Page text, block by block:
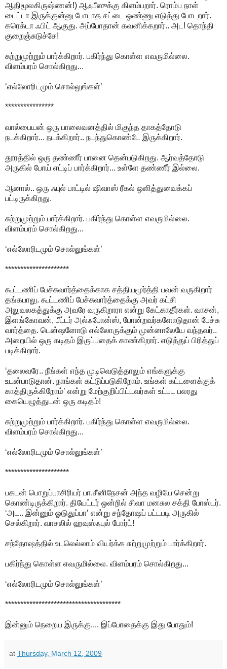
ஆதிமூலகிருஷ்ணன்!) ஆஃபீஸுக்கு கிளம்பறார். ரொம்ப நாள்
டைட்டா இருக்குன்னு போடாத சட்டை ஒண்ணு எடுத்து போடறார்.
கரெக்டா ஃபிட் ஆகுது. அப்போதான் கவனிக்கறார்.. அட! தொந்தி
குறைஞ்சுடுச்சே!
சுற்றுமுற்றும் பார்க்கிறார். பகிர்ந்து கொள்ள எவருமில்லை.
விளம்பரம் சொல்கிறது...
‘எல்லோரிடமும் சொல்லுங்கள்’
****************
வால்பையன் ஒரு பாலைவனத்தில் மிகுந்த தாகத்தோடு
நடக்கிறார்... நடக்கிறார்.. நடந்துகொண்டே இருக்கிறார்.
தூரத்தில் ஒரு தண்ணீர் பானை தென்படுகிறது. ஆர்வத்தோடு
அருகில் போய் எட்டிப் பார்க்கிறார்... உள்ளே தண்ணீர் இல்லை.
ஆனால்.. ஒரு ஃபுல் பாட்டில் ஷிவாஸ் ரீகல் ஒளித்துவைக்கப்
பட்டிருக்கிறது.
சுற்றுமுற்றும் பார்க்கிறார். பகிர்ந்து கொள்ள எவருமில்லை.
விளம்பரம் சொல்கிறது...
‘எல்லோரிடமும் சொல்லுங்கள்’
*********************
கூட்டணிப் பேச்சுவார்த்தைக்காக சத்தியமூர்த்தி பவன் வருகிறார்
தங்கபாலு. கூட்டணிப் பேச்சுவார்த்தைக்கு அவர் கட்சி
அலுவலகத்துக்கு அவரே வருகிறாரா என்று கேட்காதீர்கள். வாசன்,
இளங்கோவன், பீட்டர் அல்ஃபோன்ஸ், போன்றவர்களோடுதான் பேச்சு
வார்த்தை. டென்ஷனோடு எல்லோருக்கும் முன்னாலேயே வந்தவர்..
அறையில் ஒரு கடிதம் இருப்பதைக் காண்கிறார். எடுத்துப் பிரித்துப்
படிக்கிறார்.
‘தலைவரே.. நீங்கள் எந்த முடிவெடுத்தாலும் எங்களுக்கு
உடன்பாடுதான். நாங்கள் கட்டுப்படுகிறோம். உங்கள் கட்டளைக்குக்
காத்திருக்கிறோம்’ என்று மேற்குறிப்பிட்டவர்கள் உட்பட பலரது
கையெழுத்துடன் ஒரு கடிதம்!
சுற்றுமுற்றும் பார்க்கிறார். பகிர்ந்து கொள்ள எவருமில்லை.
விளம்பரம் சொல்கிறது...
‘எல்லோரிடமும் சொல்லுங்கள்’
*********************
பகடன் பொறுப்பாசிரியர் பா.சீனிநேசன் அந்த வழியே சென்று
கொண்டிருக்கிறார். தியேட்டர் ஒன்றில் சிவா மனசுல சக்தி போஸ்டர்.
‘அட.. இன்னும் ஓடுதுப்பா’ என்று சந்தோஷப் பட்டபடி அருகில்
செல்கிறார். வாசலில் ஹவுஸ்ஃபுல் போர்ட்!
சந்தோஷத்தில் உடலெல்லாம் வியர்க்க சுற்றுமுற்றும் பார்க்கிறார்.
பகிர்ந்து கொள்ள எவருமில்லை. விளம்பரம் சொல்கிறது...
‘எல்லோரிடமும் சொல்லுங்கள்’
**************************************
இன்னும் நெறைய இருக்கு.... இப்போதைக்கு இது போதும்!
at Thursday, March 12, 2009